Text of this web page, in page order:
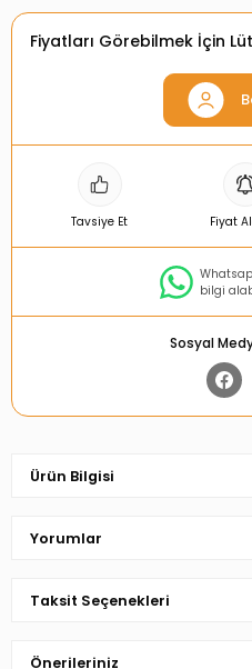
Fiyatları Görebilmek İçin
Tavsiye Et Fiyat
bilgi
Sosyal
Ürün Bilgisi
Yorumlar
Taksit Seçenekleri
Önerileriniz